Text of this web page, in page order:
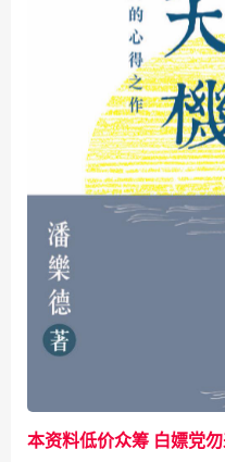
本资料低价众筹 白嫖党